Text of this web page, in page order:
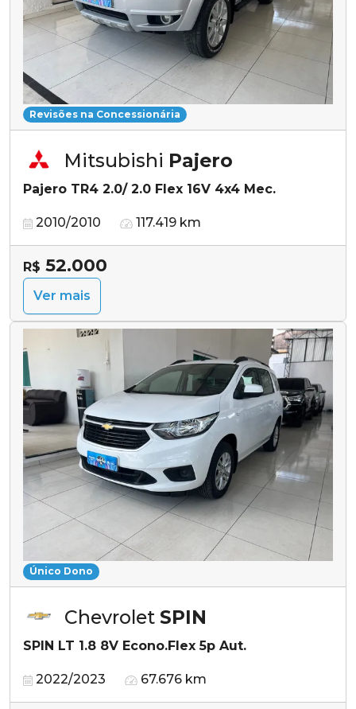
Revisões na Concessionária
Mitsubishi Pajero
Pajero TR4 2.0/ 2.0 Flex 16V 4x4 Mec.
2010/2010 117.419 km
R$ 52.000
Ver mais
Único Dono
Chevrolet SPIN
SPIN LT 1.8 8V Econo.Flex 5p Aut.
2022/2023 67.676 km